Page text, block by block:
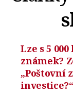
Lze s 5
známek?
„Poštovní
investice?“